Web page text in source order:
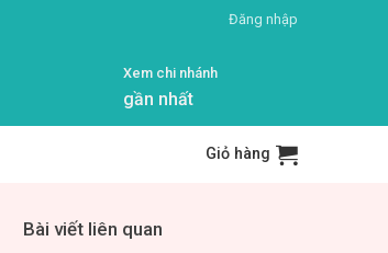
Đăng nhập
Xem chi nhánh
gần nhất
Giỏ hàng
Bài viết liên quan